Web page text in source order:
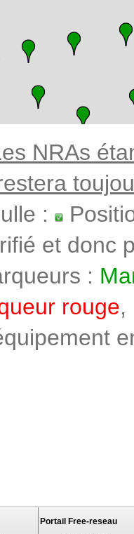
NRAs
:
et donc
:
rouge,
Portail Free-reseau